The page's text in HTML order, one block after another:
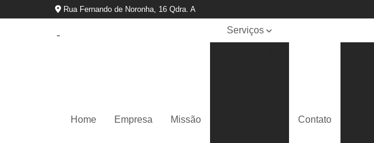
Rua Fernando de Noronha, 16 Qdra. A
Home Empresa Missão
Serviços
Contato